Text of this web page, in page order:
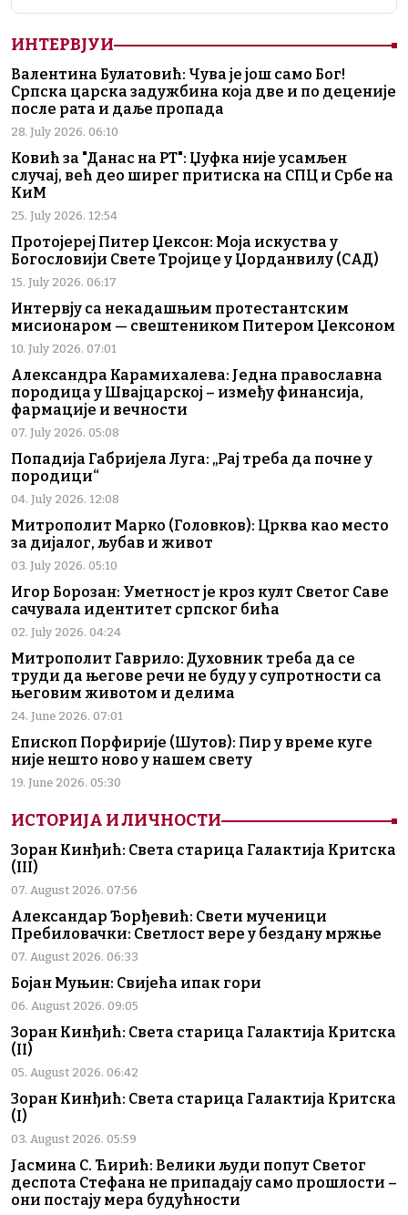
ИНТЕРВЈУИ
Валентина Булатовић: Чува је још само Бог!
Српска царска задужбина која две и по деценије
после рата и даље пропада
28. July 2026. 06:10
Ковић за "Данас на РТ": Џуфка није усамљен
случај, већ део ширег притиска на СПЦ и Србе на
КиМ
25. July 2026. 12:54
Протојереј Питер Џексон: Моја искуства у
Богословији Свете Тројице у Џорданвилу (САД)
15. July 2026. 06:17
Интервју са некадашњим протестантским
мисионаром — свештеником Питером Џексоном
10. July 2026. 07:01
Александра Карамихалева: Једна православна
породица у Швајцарској – између финансија,
фармације и вечности
07. July 2026. 05:08
Попадија Габријела Луга: „Рај треба да почне у
породици“
04. July 2026. 12:08
Митрополит Марко (Головков): Црква као место
за дијалог, љубав и живот
03. July 2026. 05:10
Игор Борозан: Уметност је кроз култ Светог Саве
сачувала идентитет српског бића
02. July 2026. 04:24
Митрополит Гаврило: Духовник треба да се
труди да његове речи не буду у супротности са
његовим животом и делима
24. June 2026. 07:01
Епископ Порфирије (Шутов): Пир у време куге
није нешто ново у нашем свету
19. June 2026. 05:30
ИСТОРИЈА И ЛИЧНОСТИ
Зоран Кинђић: Света старица Галактија Критска
(III)
07. August 2026. 07:56
Александар Ђорђевић: Свети мученици
Пребиловачки: Светлост вере у бездану мржње
07. August 2026. 06:33
Бојан Муњин: Свијећа ипак гори
06. August 2026. 09:05
Зоран Кинђић: Света старица Галактија Критска
(II)
05. August 2026. 06:42
Зоран Кинђић: Света старица Галактија Критска
(I)
03. August 2026. 05:59
Јасмина С. Ћирић: Велики људи попут Светог
деспота Стефана не припадају само прошлости –
они постају мера будућности